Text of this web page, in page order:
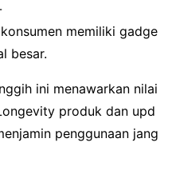
memiliki gadge
besar.
ini menawarkan nilai
produk dan upd
penggunaan jang